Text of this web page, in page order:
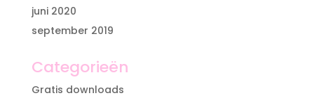
juni 2020
september 2019
Categorieën
Gratis downloads